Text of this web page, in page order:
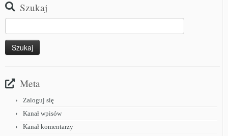
Szukaj
Meta
Zaloguj się
Kanał wpisów
Kanał komentarzy